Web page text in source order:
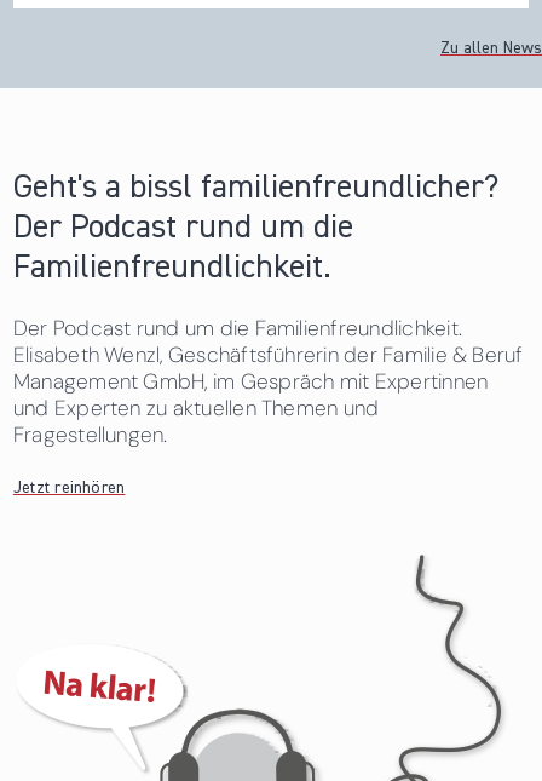
Zu allen News
Geht's a bissl familienfreundlicher?
Der Podcast rund um die
Familienfreundlichkeit.
Der Podcast rund um die Familienfreundlichkeit.
Elisabeth Wenzl, Geschäftsführerin der Familie & Beruf
Management GmbH, im Gespräch mit Expertinnen
und Experten zu aktuellen Themen und
Fragestellungen.
Jetzt reinhören